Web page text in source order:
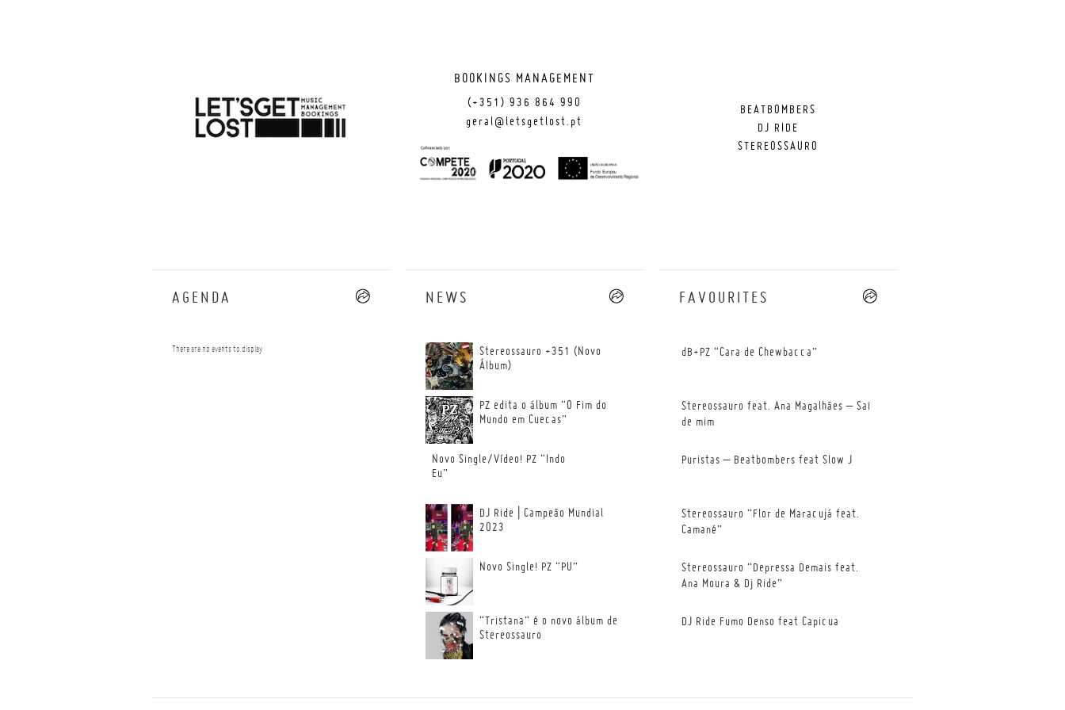
BOOKINGS MANAGEMENT
(+351) 936 864 990
geral@letsgetlost.pt
BEATBOMBERS
DJ RIDE
STEREOSSAURO
AGENDA
There are no events to display
NEWS
Stereossauro +351 (Novo
Álbum)
PZ edita o álbum “O Fim do
Mundo em Cuecas”
Novo Single/Vídeo! PZ “Indo
Eu”
DJ Ride | Campeão Mundial
2023
Novo Single! PZ “PU”
“Tristana” é o novo álbum de
Stereossauro
FAVOURITES
dB+PZ “Cara de Chewbacca”
Stereossauro feat. Ana Magalhães – Sai
de mim
Puristas – Beatbombers feat Slow J
Stereossauro “Flor de Maracujá feat.
Camané”
Stereossauro “Depressa Demais feat.
Ana Moura & Dj Ride”
DJ Ride Fumo Denso feat Capicua